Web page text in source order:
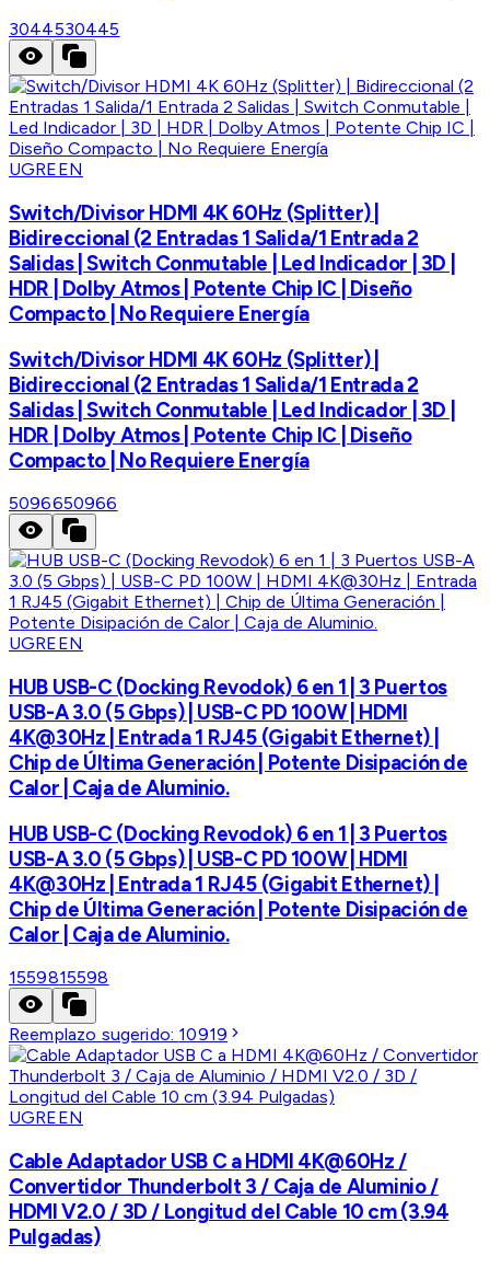
3044530445
UGREEN
Switch/Divisor HDMI 4K 60Hz (Splitter) |
Bidireccional (2 Entradas 1 Salida/1 Entrada 2
Salidas | Switch Conmutable | Led Indicador | 3D |
HDR | Dolby Atmos | Potente Chip IC | Diseño
Compacto | No Requiere Energía
Switch/Divisor HDMI 4K 60Hz (Splitter) |
Bidireccional (2 Entradas 1 Salida/1 Entrada 2
Salidas | Switch Conmutable | Led Indicador | 3D |
HDR | Dolby Atmos | Potente Chip IC | Diseño
Compacto | No Requiere Energía
5096650966
UGREEN
HUB USB-C (Docking Revodok) 6 en 1 | 3 Puertos
USB-A 3.0 (5 Gbps) | USB-C PD 100W | HDMI
4K@30Hz | Entrada 1 RJ45 (Gigabit Ethernet) |
Chip de Última Generación | Potente Disipación de
Calor | Caja de Aluminio.
HUB USB-C (Docking Revodok) 6 en 1 | 3 Puertos
USB-A 3.0 (5 Gbps) | USB-C PD 100W | HDMI
4K@30Hz | Entrada 1 RJ45 (Gigabit Ethernet) |
Chip de Última Generación | Potente Disipación de
Calor | Caja de Aluminio.
1559815598
Reemplazo sugerido: 10919
UGREEN
Cable Adaptador USB C a HDMI 4K@60Hz /
Convertidor Thunderbolt 3 / Caja de Aluminio /
HDMI V2.0 / 3D / Longitud del Cable 10 cm (3.94
Pulgadas)